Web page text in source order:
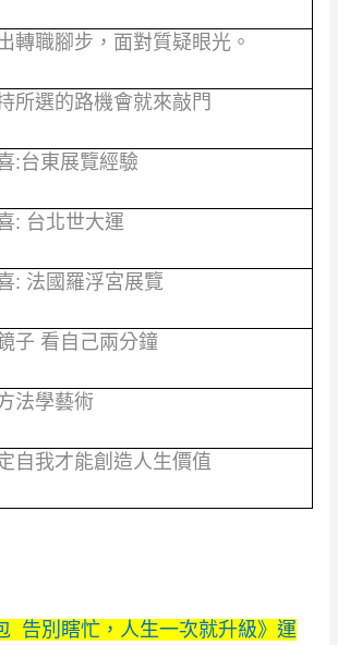
轉職腳步，面對質疑眼光。
所選的路機會就來敲門
:台東展覽經驗
: 台北世大運
: 法國羅浮宮展覽
子 看自己兩分鐘
法學藝術
自我才能創造人生價值
告別瞎忙，人生一次就升級》運